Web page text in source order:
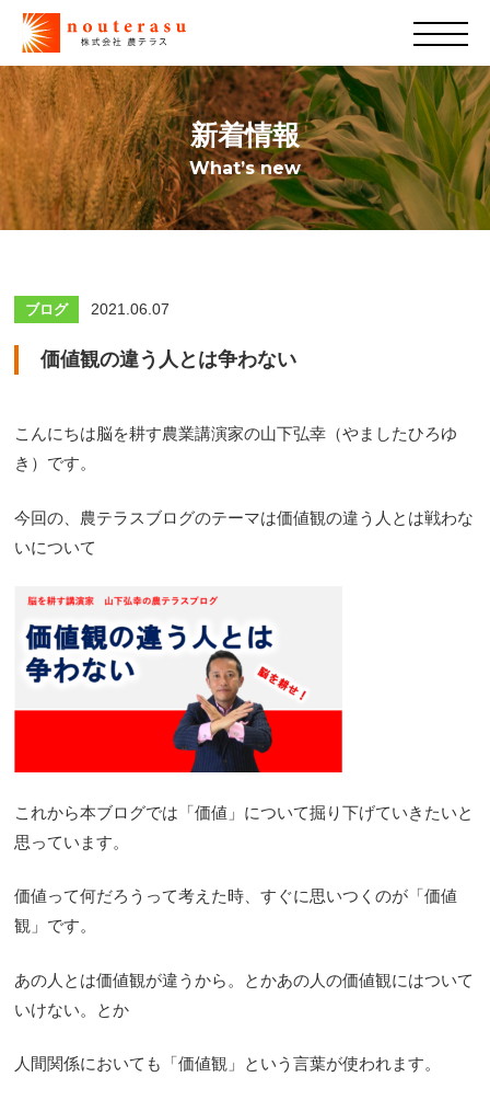
新着情報
What’s new
ブログ 2021.06.07
価値観の違う人とは争わない
こんにちは脳を耕す農業講演家の山下弘幸（やましたひろゆ
き）です。
今回の、農テラスブログのテーマは価値観の違う人とは戦わな
いについて
これから本ブログでは「価値」について掘り下げていきたいと
思っています。
価値って何だろうって考えた時、すぐに思いつくのが「価値
観」です。
あの人とは価値観が違うから。とかあの人の価値観にはついて
いけない。とか
人間関係においても「価値観」という言葉が使われます。